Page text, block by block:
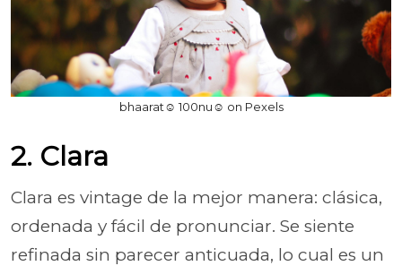
bhaarat☺️ 100nu☺️ on Pexels
2. Clara
Clara es vintage de la mejor manera: clásica,
ordenada y fácil de pronunciar. Se siente
refinada sin parecer anticuada, lo cual es un